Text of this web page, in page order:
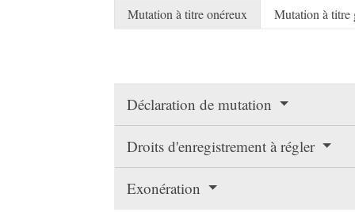
Mutation à titre onéreux Mutation à titre
Déclaration de mutation
Droits d'enregistrement à régler
Exonération